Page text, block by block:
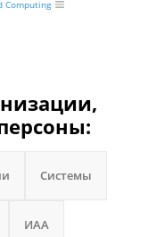
Computing
Системы
ИАА